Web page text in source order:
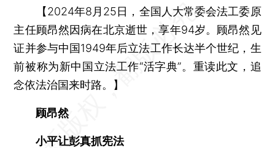
【2024年8月25日，全国人大常委会法工委原
主任顾昂然因病在北京逝世，享年94岁。顾昂然见
证并参与中国1949年后立法工作长达半个世纪，生
前被称为新中国立法工作“活字典”。重读此文，追
念依法治国来时路。】
顾昂然
小平让彭真抓宪法